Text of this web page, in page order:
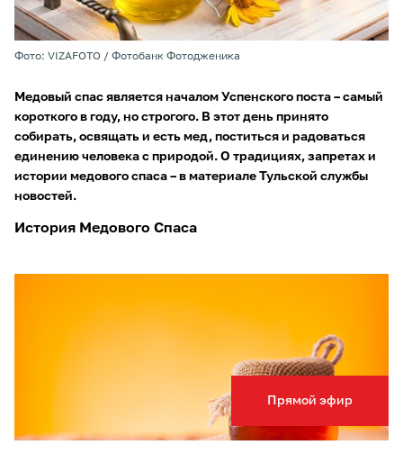
Прямой эфир
Фото: VIZAFOTO / Фотобанк Фотодженика
Медовый спас является началом Успенского поста – самый
короткого в году, но строгого. В этот день принято
собирать, освящать и есть мед, поститься и радоваться
единению человека с природой. О традициях, запретах и
истории медового спаса – в материале Тульской службы
новостей.
История Медового Спаса